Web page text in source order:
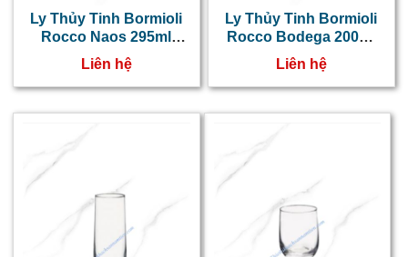
Ly Thủy Tinh Bormioli
Rocco Naos 295ml
530330
Liên hệ
Ly Thủy Tinh Bormioli
Rocco Bodega 200ml
710860
Liên hệ